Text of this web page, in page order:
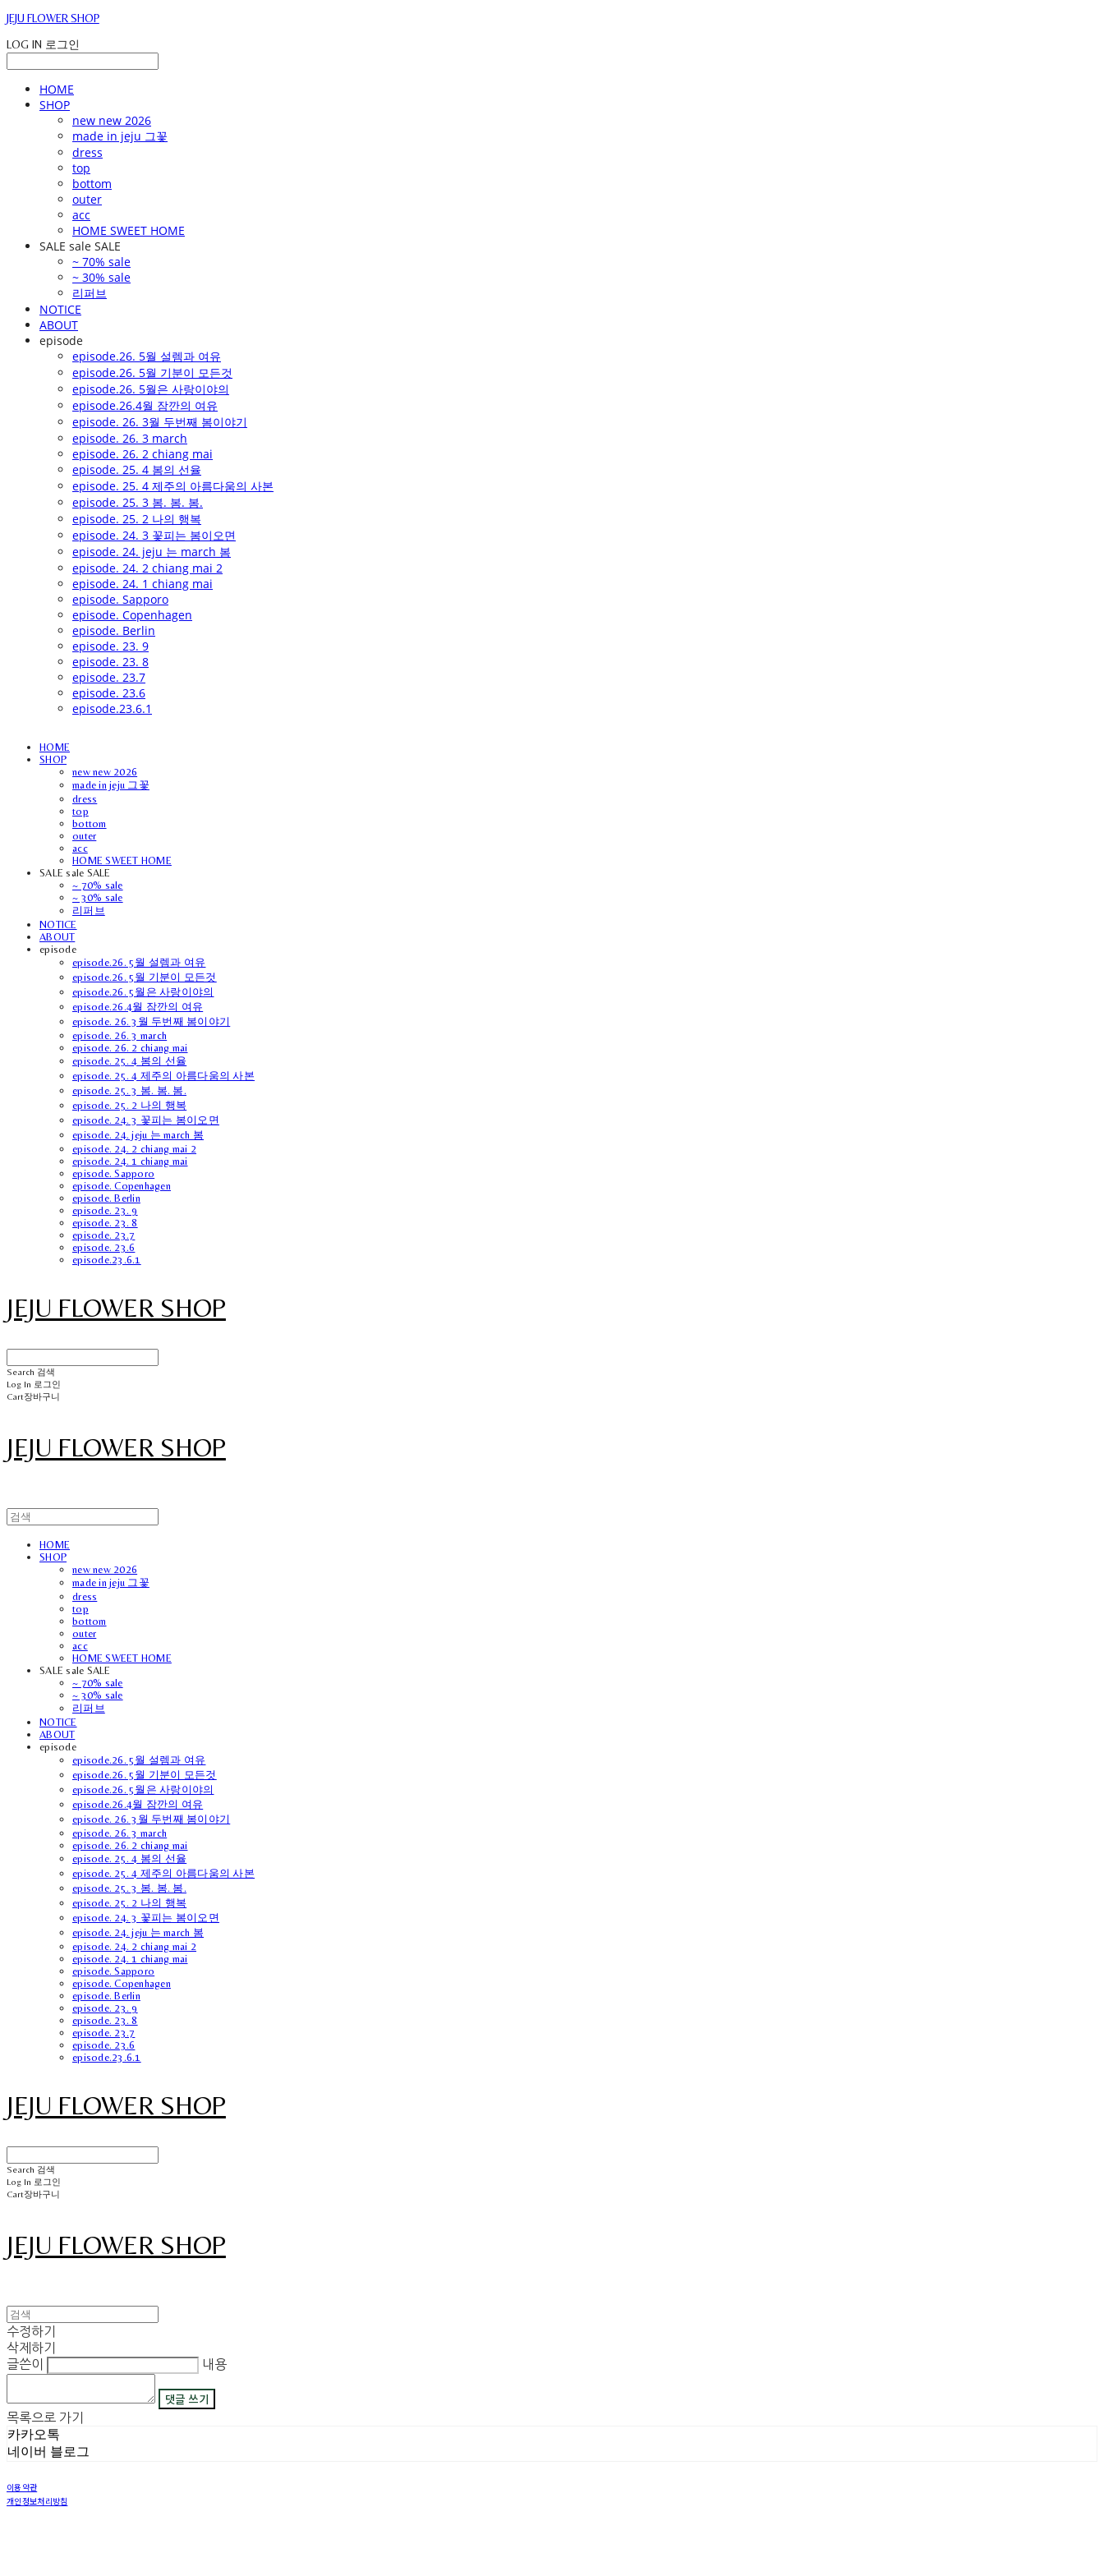
JEJU FLOWER SHOP
LOG IN 로그인
HOME
SHOP
new new 2026
made in jeju 그꽃
dress
top
bottom
outer
acc
HOME SWEET HOME
SALE sale SALE
~ 70% sale
~ 30% sale
리퍼브
NOTICE
ABOUT
episode
episode.26. 5월 설렘과 여유
episode.26. 5월 기분이 모든것
episode.26. 5월은 사랑이야의
episode.26.4월 잠깐의 여유
episode. 26. 3월 두번째 봄이야기
episode. 26. 3 march
episode. 26. 2 chiang mai
episode. 25. 4 봄의 선율
episode. 25. 4 제주의 아름다움의 사본
episode. 25. 3 봄. 봄. 봄.
episode. 25. 2 나의 행복
episode. 24. 3 꽃피는 봄이오면
episode. 24. jeju 는 march 봄
episode. 24. 2 chiang mai 2
episode. 24. 1 chiang mai
episode. Sapporo
episode. Copenhagen
episode. Berlin
episode. 23. 9
episode. 23. 8
episode. 23.7
episode. 23.6
episode.23.6.1
HOME
SHOP
new new 2026
made in jeju 그꽃
dress
top
bottom
outer
acc
HOME SWEET HOME
SALE sale SALE
~ 70% sale
~ 30% sale
리퍼브
NOTICE
ABOUT
episode
episode.26. 5월 설렘과 여유
episode.26. 5월 기분이 모든것
episode.26. 5월은 사랑이야의
episode.26.4월 잠깐의 여유
episode. 26. 3월 두번째 봄이야기
episode. 26. 3 march
episode. 26. 2 chiang mai
episode. 25. 4 봄의 선율
episode. 25. 4 제주의 아름다움의 사본
episode. 25. 3 봄. 봄. 봄.
episode. 25. 2 나의 행복
episode. 24. 3 꽃피는 봄이오면
episode. 24. jeju 는 march 봄
episode. 24. 2 chiang mai 2
episode. 24. 1 chiang mai
episode. Sapporo
episode. Copenhagen
episode. Berlin
episode. 23. 9
episode. 23. 8
episode. 23.7
episode. 23.6
episode.23.6.1
JEJU FLOWER SHOP
Search 검색
Log In 로그인
Cart장바구니
JEJU FLOWER SHOP
HOME
SHOP
new new 2026
made in jeju 그꽃
dress
top
bottom
outer
acc
HOME SWEET HOME
SALE sale SALE
~ 70% sale
~ 30% sale
리퍼브
NOTICE
ABOUT
episode
episode.26. 5월 설렘과 여유
episode.26. 5월 기분이 모든것
episode.26. 5월은 사랑이야의
episode.26.4월 잠깐의 여유
episode. 26. 3월 두번째 봄이야기
episode. 26. 3 march
episode. 26. 2 chiang mai
episode. 25. 4 봄의 선율
episode. 25. 4 제주의 아름다움의 사본
episode. 25. 3 봄. 봄. 봄.
episode. 25. 2 나의 행복
episode. 24. 3 꽃피는 봄이오면
episode. 24. jeju 는 march 봄
episode. 24. 2 chiang mai 2
episode. 24. 1 chiang mai
episode. Sapporo
episode. Copenhagen
episode. Berlin
episode. 23. 9
episode. 23. 8
episode. 23.7
episode. 23.6
episode.23.6.1
JEJU FLOWER SHOP
Search 검색
Log In 로그인
Cart장바구니
JEJU FLOWER SHOP
수정하기
삭제하기
글쓴이
내용
댓글 쓰기
목록으로 가기
카카오톡
네이버 블로그
이용약관
개인정보처리방침